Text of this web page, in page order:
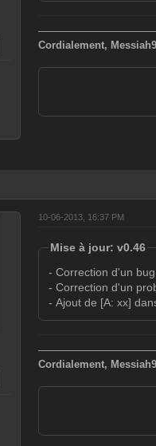
Cordialement,
10-06-2013, 16:37 PM
Mise à jour: v0.46
- Correction d'un
- Correction d'un
- Ajout de [A: xx]
Cordialement,